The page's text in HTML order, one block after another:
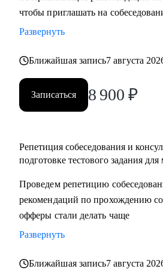
достижения намеченных целей
• Оценить навыки в маркетинге и
• Отвечу на любые вопросы,
маркетолога и поиском работы
Кому могу помочь:
• Начинающий в профессии
• Планируешь сменить роль или
• Стремишься стать руководителем
• Хочешь быть полностью уверен в
коммуникациях
чтобы приглашать на
Развернуть
Ближайшая запись7 августа
Записаться 8 900 ₽
Репетиция собеседования и
подготовке тестового задания для
Проведем репетицию
рекомендаций по прохождению
офферы стали делать чаще
Развернуть
Ближайшая запись7 августа